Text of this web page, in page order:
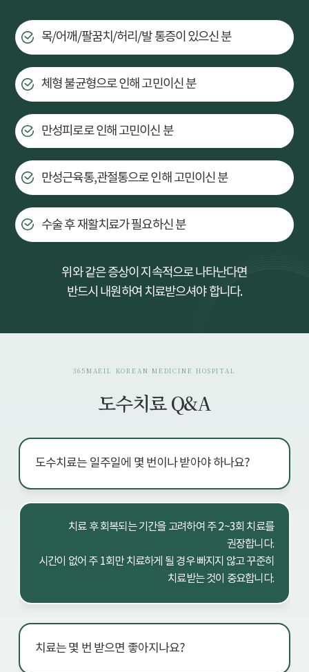
목/어깨/팔꿈치/허리/발 통증이 있으신 분
체형 불균형으로 인해 고민이신 분
만성피로로 인해 고민이신 분
만성근육통,관절통으로 인해 고민이신 분
수술 후 재활치료가 필요하신 분
위와 같은 증상이 지속적으로 나타난다면
반드시 내원하여 치료받으셔야 합니다.
365MAEIL KOREAN MEDICINE HOSPITAL
도수치료 Q&A
도수치료는 일주일에 몇 번이나 받아야 하나요?
치료 후 회복되는 기간을 고려하여 주 2~3회 치료를
권장합니다.
시간이 없어 주 1회만 치료하게 될 경우 빠지지 않고 꾸준히
치료받는 것이 중요합니다.
치료는 몇 번 받으면 좋아지나요?